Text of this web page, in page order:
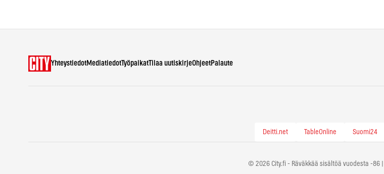
YhteystiedotMediatiedotTyöpaikatTilaa uutiskirjeOhjeetPalaute
Deitti.net TableOnline Suomi24
© 2026 City.fi - Räväkkää sisältöä vuodesta -86 |